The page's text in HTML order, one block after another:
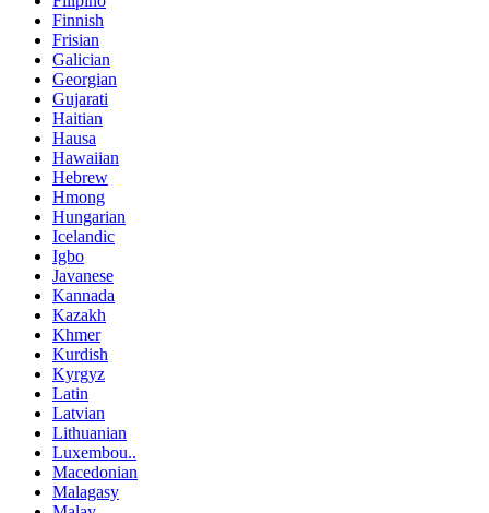
Finnish
Frisian
Galician
Georgian
Gujarati
Haitian
Hausa
Hawaiian
Hebrew
Hmong
Hungarian
Icelandic
Igbo
Javanese
Kannada
Kazakh
Khmer
Kurdish
Kyrgyz
Latin
Latvian
Lithuanian
Luxembou..
Macedonian
Malagasy